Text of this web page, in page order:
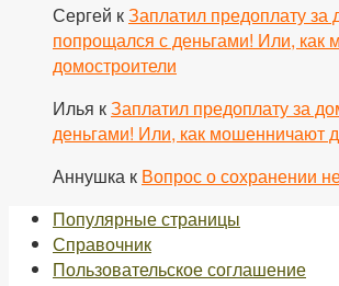
Сергей кЗаплатил предоплату за
попрощался с деньгами! Или, как
домостроители
Илья кЗаплатил предоплату за
деньгами! Или, как мошенничают
Аннушка к Вопрос о сохранении
Популярные страницы
Справочник
Пользовательское соглашение